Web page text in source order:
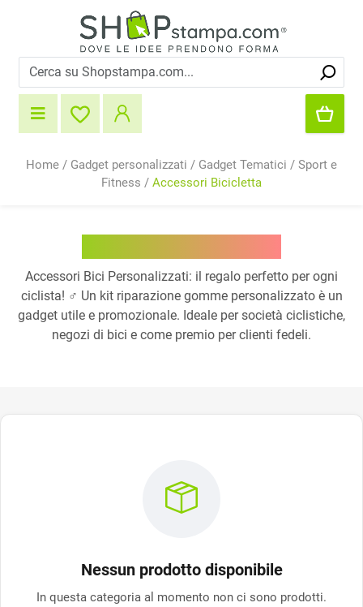
Home / Gadget personalizzati / Gadget Tematici / Sport e
Fitness / Accessori Bicicletta
Accessori Bici Personalizzati: il regalo perfetto per ogni
ciclista! ‍♂️ Un kit riparazione gomme personalizzato è un
gadget utile e promozionale. Ideale per società ciclistiche,
negozi di bici e come premio per clienti fedeli.
Nessun prodotto disponibile
In questa categoria al momento non ci sono prodotti.